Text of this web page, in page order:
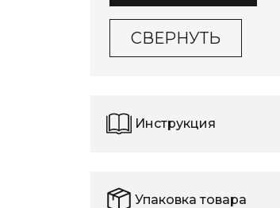
СВЕРНУТЬ
Инструкция
Упаковка товара